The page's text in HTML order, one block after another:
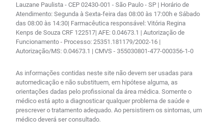
Lauzane Paulista - CEP 02430-001 - São Paulo - SP | Horário de
Atendimento: Segunda à Sexta-feira das 08:00 às 17:00h e Sábado
das 08:00 às 14:30| Farmacêutica responsável: Vitória Regina
Kenps de Souza CRF 122517| AFE: 0.04673.1 | Autorização de
Funcionamento - Processo: 25351.181179/2002-16 |
Autorização/MS: 0.04673.1 | CMVS - 355030801-477-000356-1-0
As informações contidas neste site não devem ser usadas para
automedicação e não substituem, em hipótese alguma, as
orientações dadas pelo profissional da área médica. Somente o
médico está apto a diagnosticar qualquer problema de saúde e
prescrever o tratamento adequado. Ao persistirem os sintomas, um
médico deverá ser consultado.